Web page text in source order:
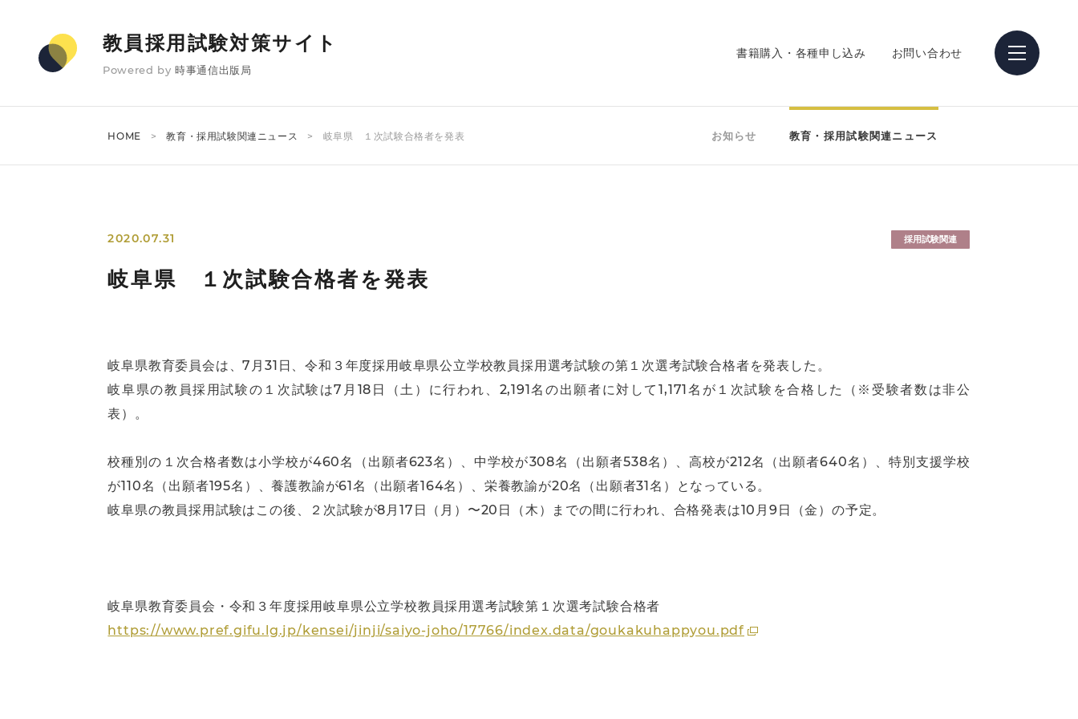
教員採用試験対策サイト
Powered by 時事通信出版局
書籍購入・各種申し込み お問い合わせ
HOME 教育・採用試験関連ニュース 岐阜県 １次試験合格者を発表 お知らせ 教育・採用試験関連ニュース
2020.07.31 採用試験関連
岐阜県 １次試験合格者を発表
岐阜県教育委員会は、7月31日、令和３年度採用岐阜県公立学校教員採用選考試験の第１次選考試験合格者を発表した。
岐阜県の教員採用試験の１次試験は7月18日（土）に行われ、2,191名の出願者に対して1,171名が１次試験を合格した（※受験者数は非公
表）。
校種別の１次合格者数は小学校が460名（出願者623名）、中学校が308名（出願者538名）、高校が212名（出願者640名）、特別支援学校
が110名（出願者195名）、養護教諭が61名（出願者164名）、栄養教諭が20名（出願者31名）となっている。
岐阜県の教員採用試験はこの後、２次試験が8月17日（月）〜20日（木）までの間に行われ、合格発表は10月9日（金）の予定。
岐阜県教育委員会・令和３年度採用岐阜県公立学校教員採用選考試験第１次選考試験合格者
https://www.pref.gifu.lg.jp/kensei/jinji/saiyo-joho/17766/index.data/goukakuhappyou.pdf